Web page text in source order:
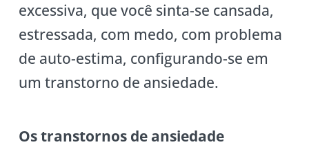
excessiva, que você sinta-se cansada,
estressada, com medo, com problema
de auto-estima, configurando-se em
um transtorno de ansiedade.
Os transtornos de ansiedade